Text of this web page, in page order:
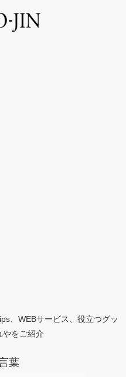
、WEBサービス、役立つグッ
やをご紹介
葉